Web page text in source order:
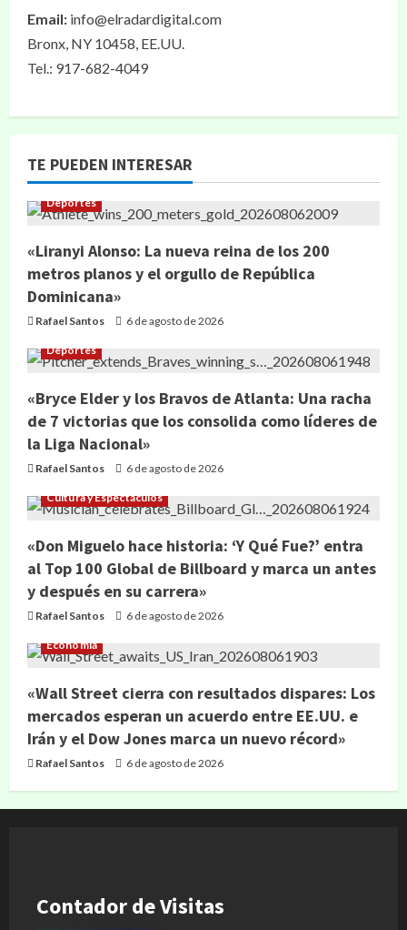
Email: info@elradardigital.com
Bronx, NY 10458, EE.UU.
Tel.: 917-682-4049
TE PUEDEN INTERESAR
Deportes
«Liranyi Alonso: La nueva reina de los 200
metros planos y el orgullo de República
Dominicana»
Rafael Santos 6 de agosto de 2026
Deportes
«Bryce Elder y los Bravos de Atlanta: Una racha
de 7 victorias que los consolida como líderes de
la Liga Nacional»
Rafael Santos 6 de agosto de 2026
Cultura y Espectáculos
«Don Miguelo hace historia: ‘Y Qué Fue?’ entra
al Top 100 Global de Billboard y marca un antes
y después en su carrera»
Rafael Santos 6 de agosto de 2026
Economía
«Wall Street cierra con resultados dispares: Los
mercados esperan un acuerdo entre EE.UU. e
Irán y el Dow Jones marca un nuevo récord»
Rafael Santos 6 de agosto de 2026
Contador de Visitas